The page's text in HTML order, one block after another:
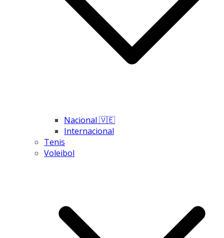
Nacional 🇻🇪
Internacional
Tenis
Voleibol